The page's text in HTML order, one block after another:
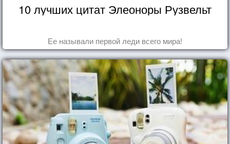
10 лучших цитат Элеоноры Рузвельт
Ее называли первой леди всего мира!